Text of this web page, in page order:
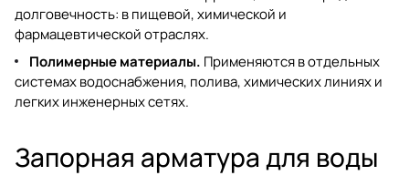
долговечность: в пищевой, химической и
фармацевтической отраслях.
Полимерные материалы. Применяются в отдельных
системах водоснабжения, полива, химических линиях и
легких инженерных сетях.
Запорная арматура для воды